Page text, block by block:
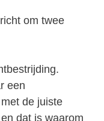
om twee
een
de juiste
dat is waarom